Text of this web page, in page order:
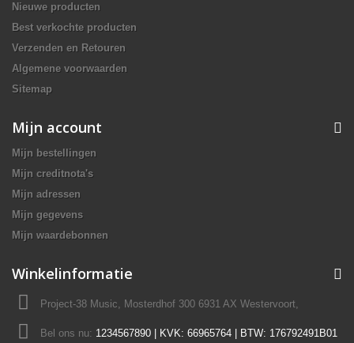
Nieuwe producten
Best verkochte producten
Verzenden en Retouren
Algemene voorwaarden
Sitemap
Mijn account
Mijn bestellingen
Mijn creditnota's
Mijn adressen
Mijn gegevens
Mijn waardebonnen
Winkelinformatie
Project-38 Music, Mosterdhof 300 6931 AX Westervoort,
Bel ons nu: 1234567890 | KVK: 66965764 | BTW: 176792491B01